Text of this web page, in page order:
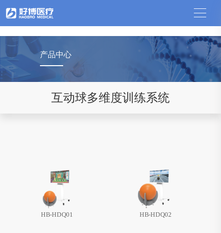
产品中心
互动球多维度训练系统
HB-HDQ01 HB-HDQ02